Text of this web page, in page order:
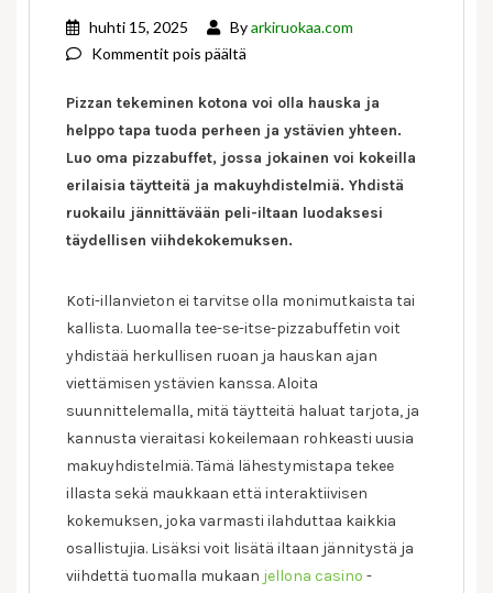
huhti 15, 2025 Byarkiruokaa.com
Kommentit pois päältä
pizzabuffet
ja
iloinen
pelihetki
Pizzan tekeminen kotona voi olla hauska ja
helppo tapa tuoda perheen ja ystävien yhteen.
Luo oma pizzabuffet, jossa jokainen voi kokeilla
erilaisia täytteitä ja makuyhdistelmiä. Yhdistä
ruokailu jännittävään peli-iltaan luodaksesi
täydellisen viihdekokemuksen.
Koti-illanvieton ei tarvitse olla monimutkaista tai
kallista. Luomalla tee-se-itse-pizzabuffetin voit
yhdistää herkullisen ruoan ja hauskan ajan
viettämisen ystävien kanssa. Aloita
suunnittelemalla, mitä täytteitä haluat tarjota, ja
kannusta vieraitasi kokeilemaan rohkeasti uusia
makuyhdistelmiä. Tämä lähestymistapa tekee
illasta sekä maukkaan että interaktiivisen
kokemuksen, joka varmasti ilahduttaa kaikkia
osallistujia. Lisäksi voit lisätä iltaan jännitystä ja
viihdettä tuomalla mukaan jellona casino -